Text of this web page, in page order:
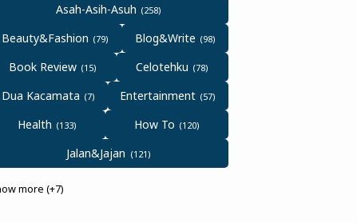
Asah-Asih-Asuh
Beauty&Fashion
Blog&Write
Book Review
Celotehku
Dua Kacamata
Entertainment
Health
How To
Jalan&Jajan
more (+7)